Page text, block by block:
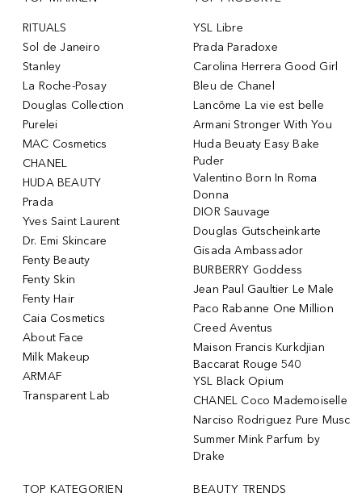
RITUALS
Sol de Janeiro
Stanley
La Roche-Posay
Douglas Collection
Purelei
MAC Cosmetics
CHANEL
HUDA BEAUTY
Prada
Yves Saint Laurent
Dr. Emi Skincare
Fenty Beauty
Fenty Skin
Fenty Hair
Caia Cosmetics
About Face
Milk Makeup
ARMAF
Transparent Lab
YSL Libre
Prada Paradoxe
Carolina Herrera Good Girl
Bleu de Chanel
Lancôme La vie est belle
Armani Stronger With You
Huda Beuaty Easy Bake
Puder
Valentino Born In Roma
Donna
DIOR Sauvage
Douglas Gutscheinkarte
Gisada Ambassador
BURBERRY Goddess
Jean Paul Gaultier Le Male
Paco Rabanne One Million
Creed Aventus
Maison Francis Kurkdjian
Baccarat Rouge 540
YSL Black Opium
CHANEL Coco Mademoiselle
Narciso Rodriguez Pure Musc
Summer Mink Parfum by
Drake
TOP KATEGORIEN BEAUTY TRENDS